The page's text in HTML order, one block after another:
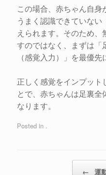
この場合、赤ちゃん自
うまく認識できていな
えられます。そのため
すのではなく、まずは「
（感覚入力）」を最優先
正しく感覚をインプット
とで、赤ちゃんは足裏
なります。
Posted in .
← 運